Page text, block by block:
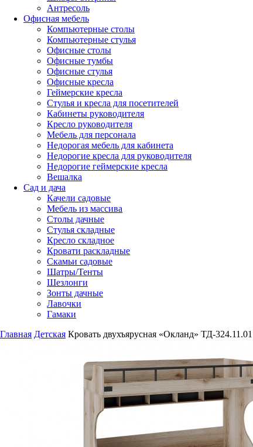
Антресоль
Офисная мебель
Компьютерные столы
Компьютерные стулья
Офисные столы
Офисные тумбы
Офисные стулья
Офисные кресла
Геймерские кресла
Стулья и кресла для посетителей
Кабинеты руководителя
Кресло руководителя
Мебель для персонала
Недорогая мебель для кабинета
Недорогие кресла для руководителя
Недорогие геймерские кресла
Вешалка
Сад и дача
Качели садовые
Мебель из массива
Столы дачные
Стулья складные
Кресло складное
Кровати раскладные
Скамьи садовые
Шатры/Тенты
Шезлонги
Зонты дачные
Лавочки
Гамаки
Главная Детская Кровать двухъярусная «Окланд» ТД-324.11.01